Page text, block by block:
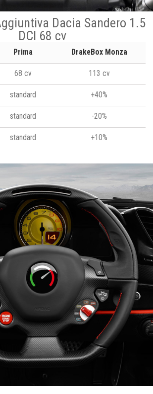
Dacia Sandero 1.5
DCI 68 cv
Prima DrakeBox Monza
68 cv 113 cv
standard +40%
standard -20%
standard +10%